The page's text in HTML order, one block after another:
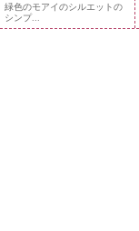
緑色のモアイのシルエットの
シンプ...